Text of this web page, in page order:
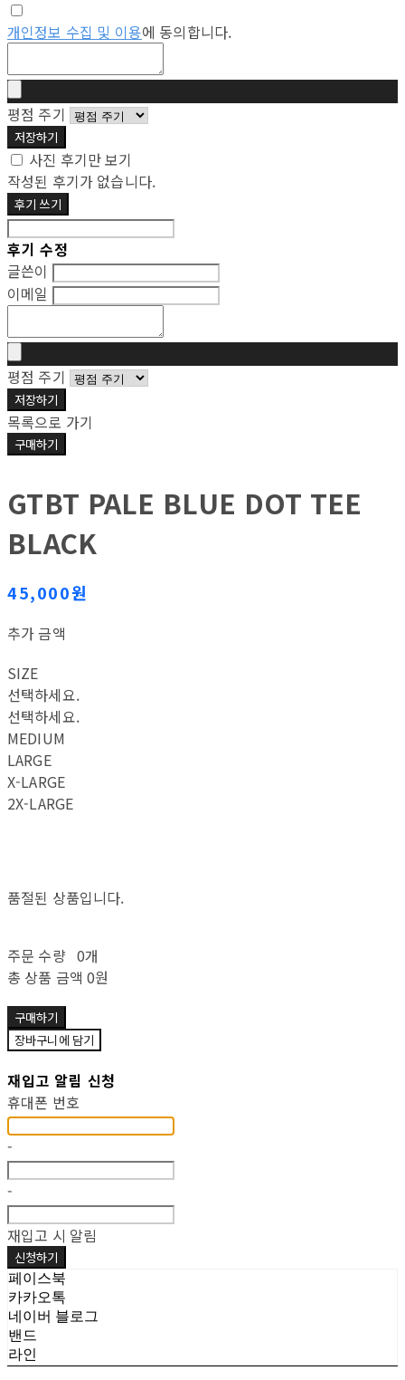
개인정보 수집 및 이용에 동의합니다.
평점 주기
저장하기
사진 후기만 보기
작성된 후기가 없습니다.
후기 쓰기
후기 수정
글쓴이
이메일
평점 주기
저장하기
목록으로 가기
구매하기
GTBT PALE BLUE DOT TEE
BLACK
45,000원
추가 금액
SIZE
선택하세요.
선택하세요.
MEDIUM
LARGE
X-LARGE
2X-LARGE
품절된 상품입니다.
주문 수량 0개
총 상품 금액 0원
구매하기
장바구니에 담기
재입고 알림 신청
휴대폰 번호
-
-
재입고 시 알림
신청하기
페이스북
카카오톡
네이버 블로그
밴드
라인